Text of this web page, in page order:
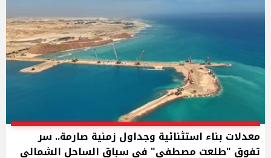
معدلات بناء استثنائية وجداول زمنية صارمة.. سر
تفوق "طلعت مصطفى" في سباق الساحل الشمالي